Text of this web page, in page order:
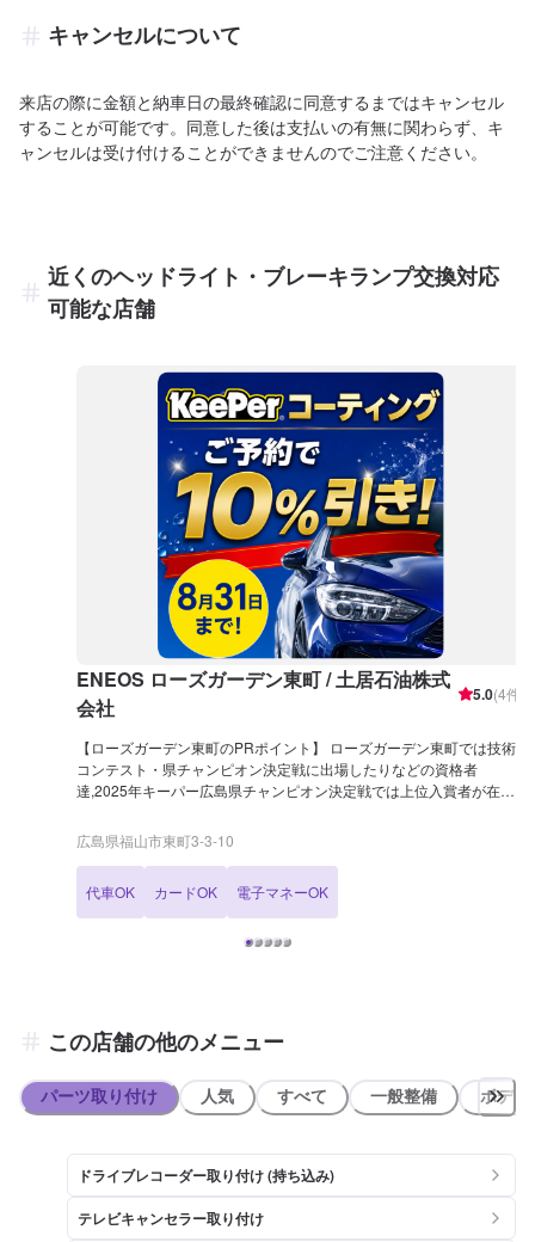
キャンセルについて
来店の際に金額と納車日の最終確認に同意するまではキャンセル
することが可能です。同意した後は支払いの有無に関わらず、キ
ャンセルは受け付けることができませんのでご注意ください。
近くのヘッドライト・ブレーキランプ交換対応
可能な店舗
ENEOS ローズガーデン東町 / 土居石油株式
会社
5.0(4件)
【ローズガーデン東町のPRポイント】 ローズガーデン東町では技術
コンテスト・県チャンピオン決定戦に出場したりなどの資格者
達,2025年キーパー広島県チャンピオン決定戦では上位入賞者が在
グ」メニューにてご確認ください！ ENEOSのSSアプリインストール
や、LINEのお友達登録をしていただくとお得な情報を受け取ることが
ネキー新規登録でお得に給油！！ お困りごとがあればご相談くださ
い！！ 【営業時間】 整備受付時間：9：00〜18：00 給油営業時間：
井歯科医院様がございます。 【近隣店舗紹介】 ・miya pain ミヤパン
(約80m) ・地中海料理ずっけろさあれ(約110m) ・スーパードラッグ
ャンティ インディア(約190m)
広島県福山市東町3-3-10
代車OK カードOK 電子マネーOK
この店舗の他のメニュー
パーツ取り付け 人気 すべて 一般整備 ボディ
ドライブレコーダー取り付け (持ち込み)
テレビキャンセラー取り付け